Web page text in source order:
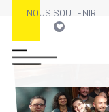
Skip
content
NOUS SOUTENIR